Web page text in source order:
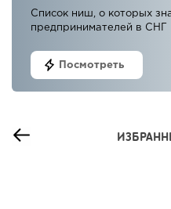
Список ниш, о которых
предпринимателей в СНГ
Посмотреть